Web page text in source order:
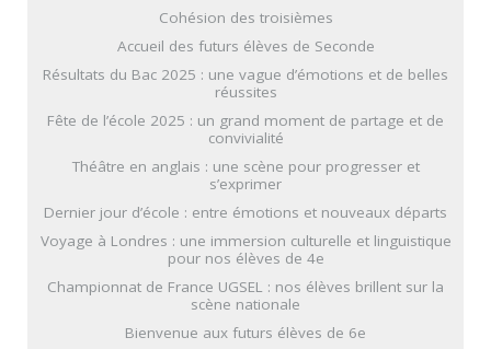
Cohésion des troisièmes
Accueil des futurs élèves de Seconde
Résultats du Bac 2025 : une vague d’émotions et de belles
réussites
Fête de l’école 2025 : un grand moment de partage et de
convivialité
Théâtre en anglais : une scène pour progresser et
s’exprimer
Dernier jour d’école : entre émotions et nouveaux départs
Voyage à Londres : une immersion culturelle et linguistique
pour nos élèves de 4e
Championnat de France UGSEL : nos élèves brillent sur la
scène nationale
Bienvenue aux futurs élèves de 6e